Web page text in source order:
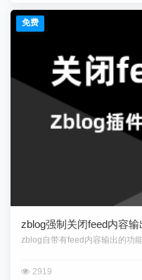
免费
zblog强制关闭feed内容输
zblog自带有feed内容输出的功
2919